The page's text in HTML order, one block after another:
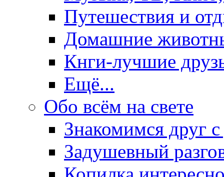
Путешествия и
Домашние
Кнги-лучшие
Ещё...
Обо всём на свете
Знакомимся друг
Задушевный